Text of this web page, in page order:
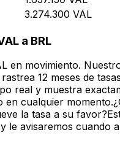
3.274.300 VAL
a BRL
en movimiento.
12 meses de
real y muestra
en cualquier
la tasa a su
le avisaremos cuando